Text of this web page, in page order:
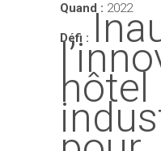
Quand : 2022
Défi :
hôtel